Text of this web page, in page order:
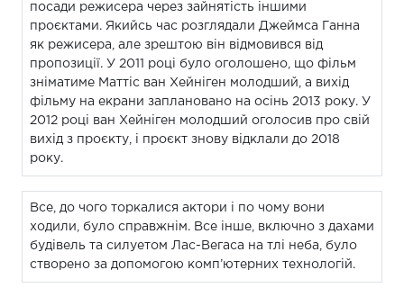
посади режисера через зайнятість іншими
проєктами. Якийсь час розглядали Джеймса Ганна
як режисера, але зрештою він відмовився від
пропозиції. У 2011 році було оголошено, що фільм
зніматиме Маттіс ван Хейніген молодший, а вихід
фільму на екрани заплановано на осінь 2013 року. У
2012 році ван Хейніген молодший оголосив про свій
вихід з проєкту, і проєкт знову відклали до 2018
року.
Все, до чого торкалися актори і по чому вони
ходили, було справжнім. Все інше, включно з дахами
будівель та силуетом Лас-Вегаса на тлі неба, було
створено за допомогою комп’ютерних технологій.